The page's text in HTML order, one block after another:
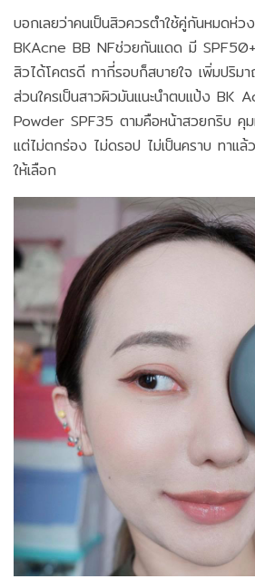
บอกเลยว่าคนเป็นสิวควรตำใช้คู่กันหมดห่
BKAcne BB NFช่วยกันแดด มี
สิวได้โคตรดี ทากี่รอบก็สบายใจ เพิ่มปริ
ส่วนใครเป็นสาวผิวมันแนะนำตบแป้ง BK
Powder SPF35 ตามคือหน้าสวยกริบ คุ
เเต่ไม่ตกร่อง ไม่ดรอป ไม่เป็นคราบ ทาเเ
ให้เลือก